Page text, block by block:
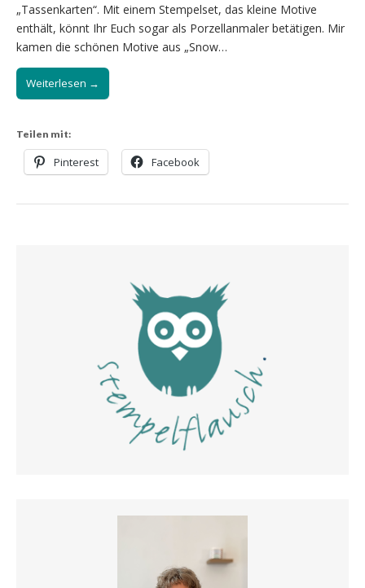
„Tassenkarten“. Mit einem Stempelset, das kleine Motive
enthält, könnt Ihr Euch sogar als Porzellanmaler betätigen. Mir
kamen die schönen Motive aus „Snow…
Weiterlesen →
Teilen mit:
Pinterest Facebook